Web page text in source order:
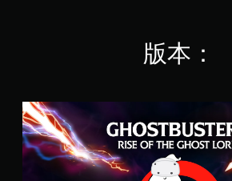
版本：
S
t
a
n